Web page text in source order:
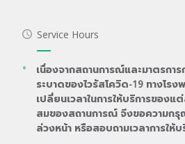
Service Hours
เนื่องจากสถานการณ์และมาตรกา
ระบาดของไวรัสโควิด-19 ทางโร
เปลี่ยนเวลาในการให้บริการของแ
สมของสถานการณ์ จึงขอความก
ล่วงหน้า หรือสอบถามเวลาการให้บ